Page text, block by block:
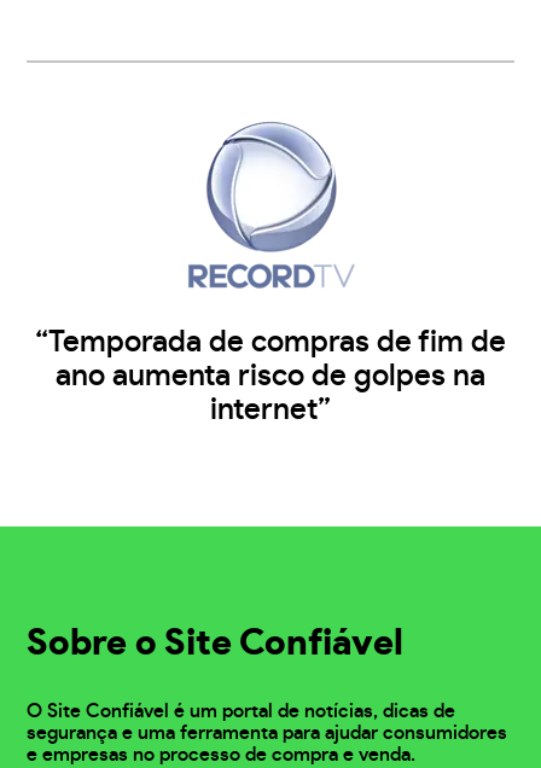
“Temporada de compras de fim de
ano aumenta risco de golpes na
internet”
Sobre o Site Confiável
O Site Confiável é um portal de notícias, dicas de
segurança e uma ferramenta para ajudar consumidores
e empresas no processo de compra e venda.